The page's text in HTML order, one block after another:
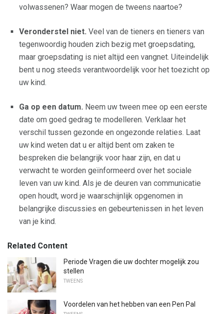
volwassenen? Waar mogen de tweens naartoe?
Veronderstel niet. Veel van de tieners en tieners van
tegenwoordig houden zich bezig met groepsdating,
maar groepsdating is niet altijd een vangnet. Uiteindelijk
bent u nog steeds verantwoordelijk voor het toezicht op
uw kind.
Ga op een datum. Neem uw tween mee op een eerste
date om goed gedrag te modelleren. Verklaar het
verschil tussen gezonde en ongezonde relaties. Laat
uw kind weten dat u er altijd bent om zaken te
bespreken die belangrijk voor haar zijn, en dat u
verwacht te worden geïnformeerd over het sociale
leven van uw kind. Als je de deuren van communicatie
open houdt, word je waarschijnlijk opgenomen in
belangrijke discussies en gebeurtenissen in het leven
van je kind.
Related Content
Periode Vragen die uw dochter mogelijk zou
stellen
TWEENS
Voordelen van het hebben van een Pen Pal